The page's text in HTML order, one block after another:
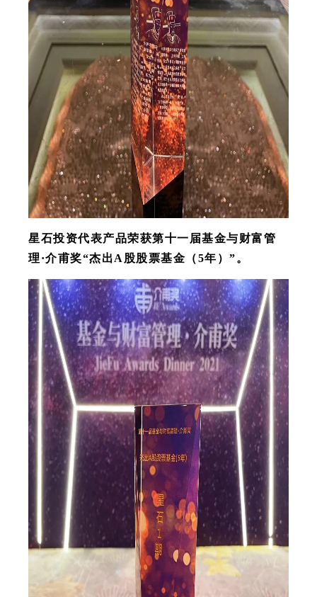
星石投资代表产品荣获第十一届基金与财富管
理·介甫奖“杰出A股股票基金（5年）”。